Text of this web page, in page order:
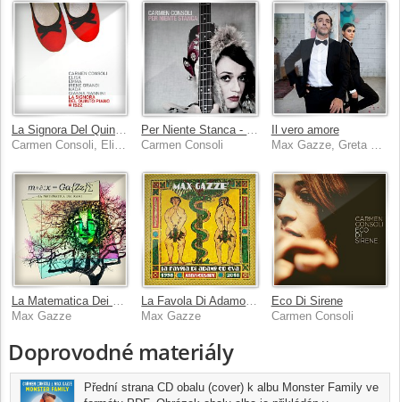
Carmen Consoli
Il vero amore
La Matematica Dei Rami
Max Gazze
La Favola Di Adamo Ed Eva [Remastered 2018]
Max Gazze
Eco Di Sirene
Carmen Consoli
Doprovodné materiály
Přední strana CD obalu (cover) k albu Monster Family ve